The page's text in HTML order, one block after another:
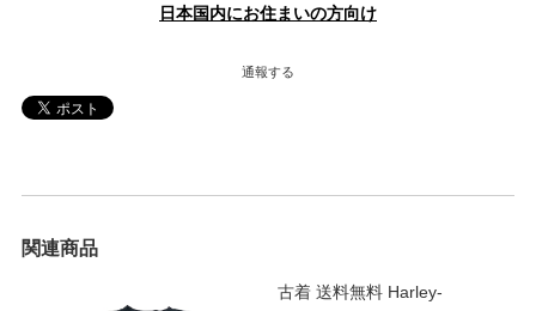
日本国内にお住まいの方向け
通報する
関連商品
古着 送料無料 Harley-